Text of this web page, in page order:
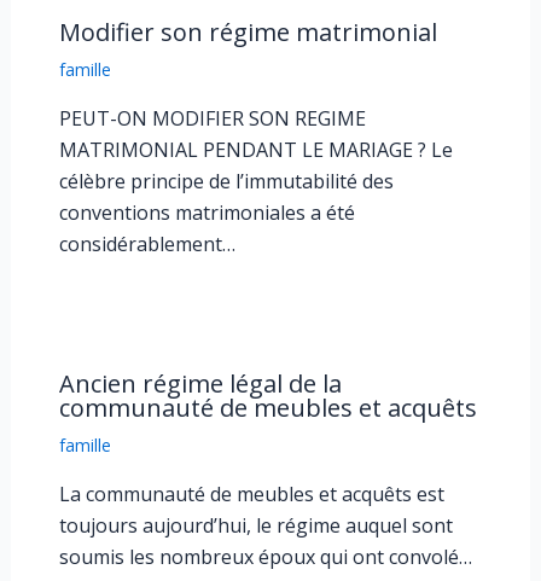
Modifier son régime matrimonial
famille
PEUT-ON MODIFIER SON REGIME
MATRIMONIAL PENDANT LE MARIAGE ? Le
célèbre principe de l’immutabilité des
conventions matrimoniales a été
considérablement…
Ancien régime légal de la
communauté de meubles et acquêts
famille
La communauté de meubles et acquêts est
toujours aujourd’hui, le régime auquel sont
soumis les nombreux époux qui ont convolé…